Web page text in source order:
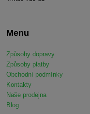
Menu
Způsoby dopravy
Způsoby platby
Obchodní podmínky
Kontakty
Naše prodejna
Blog